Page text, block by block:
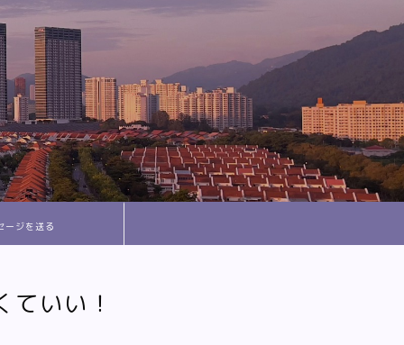
ージを送る
いい！